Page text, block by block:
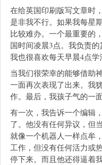
在给英国印刷版写文章时
是非我不行。如果我每星
比较难办。一个最重要的
国时间凌晨3点。我负责的
我也很喜欢每天早晨4点学
当我们很荣幸的能够借助
一面再次表现了出来。我
作。最后，我孩子气的一
有一次，我告诉一个编辑
了。他没有任何异议，但
就像一个机器人一样点牟
工作，但没有任何活力或
停下来。而且他还得逼着